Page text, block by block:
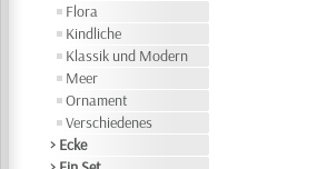
Flora
Kindliche
Klassik und Modern
Meer
Ornament
Verschiedenes
> Ecke